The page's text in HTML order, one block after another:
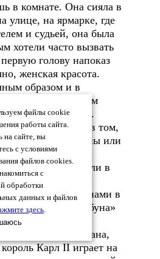
в комнате. Она сияла в
улице, на ярмарке, где
и судьей, она была
хотели часто вызвать
голову напоказ
женская красота.
образом и в
благородным
искусство.
заключалась в том,
портрет жены или
виде. Ее
обнаженной, или в
декольте, как
картинами в
«Венера дель Трибуна»
герцогиню
того же Тициана,
Карл II играет на
файлы cookie
работы сайта.
на сайте, вы
с условиями
файлов cookies.
с
обработки
данных и файлов
здесь.